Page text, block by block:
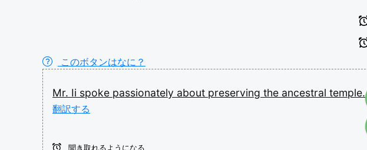
このボタンはなに？
Mr. Ii spoke passionately about preserving the ancestral temple.
翻訳する
聞き取れるようになる